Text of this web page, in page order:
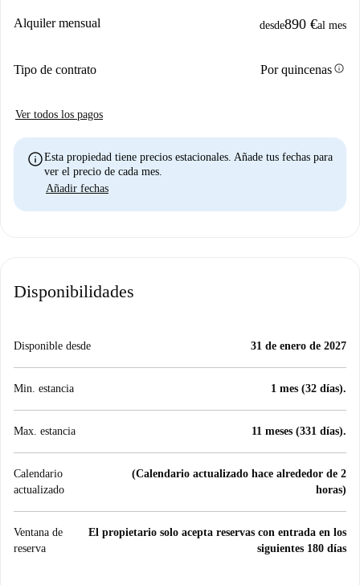
Alquiler mensual desde890 €al mes
Tipo de contrato Por quincenasinfo
Ver todos los pagos
infoEsta propiedad tiene precios estacionales. Añade tus fechas para
ver el precio de cada mes.
Añadir fechas
Disponibilidades
Disponible desde 31 de enero de 2027
Min. estancia 1 mes (32 días).
Max. estancia 11 meses (331 días).
Calendario
actualizado
(Calendario actualizado hace alrededor de 2
horas)
Ventana de
reserva
El propietario solo acepta reservas con entrada en los
siguientes 180 días